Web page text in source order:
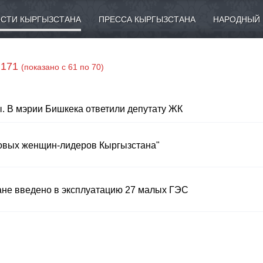
КЫРГЫЗСТАНА ПРЕССА КЫРГЫЗСТАНА НАРОДНЫЙ
(показано с 61 по 70)
В мэрии Бишкека ответили депутату ЖК
женщин-лидеров Кыргызстана"
введено в эксплуатацию 27 малых ГЭС